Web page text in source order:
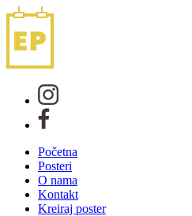
Početna
Posteri
O nama
Kontakt
Kreiraj poster